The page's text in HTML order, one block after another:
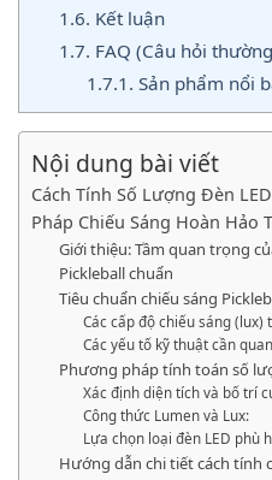
1.6. Kết luận
1.7. FAQ (Câu hỏi
1.7.1. Sản phẩm nổi
Nội dung bài viết
Cách Tính Số Lượng Đèn
Pháp Chiếu Sáng Hoàn Hảo
Giới thiệu: Tầm quan trọng
Pickleball chuẩn
Tiêu chuẩn chiếu sáng
Các cấp độ chiếu sáng (lux)
Các yếu tố kỹ thuật cần
Phương pháp tính toán số
Xác định diện tích và bố trí
Công thức Lumen và Lux:
Lựa chọn loại đèn LED phù
Hướng dẫn chi tiết cách tính